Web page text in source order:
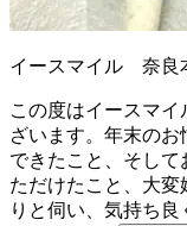
イースマイル 奈良
この度はイースマ
ざいます。年末の
できたこと、そし
ただけたこと、大
りと伺い、気持ち